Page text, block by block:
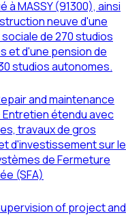
à MASSY (91300), ainsi
neuve d'une
de 270 studios
et d'une pension de
studios autonomes.
and maintenance
étendu avec
travaux de gros
d'investissement sur le
de Fermeture
(SFA)
of project and